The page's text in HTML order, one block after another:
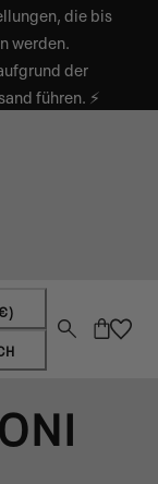
die bis
werden.
der
führen. ⚡
Warenkorb